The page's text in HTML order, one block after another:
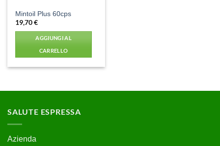
Mintoil Plus 60cps
19,70€
AGGIUNGI AL
CARRELLO
SALUTE ESPRESSA
Azienda